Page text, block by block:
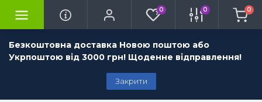
Безкоштовна доставка Новою поштою або
Укрпоштою від 3000 грн! Щоденне відправлення!
Закрити
0 0 0